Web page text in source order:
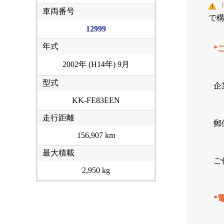
車両番号
12999
年式
2002年 (H14年) 9月
型式
KK-FE83EEN
走行距離
156,907 km
最大積載
2,950 kg
で
*
企
郵
ご
*